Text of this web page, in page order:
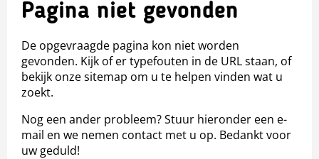
Pagina niet gevonden
De opgevraagde pagina kon niet worden
gevonden. Kijk of er typefouten in de URL staan, of
bekijk onze sitemap om u te helpen vinden wat u
zoekt.
Nog een ander probleem? Stuur hieronder een e-
mail en we nemen contact met u op. Bedankt voor
uw geduld!